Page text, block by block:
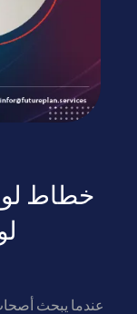
خطاط
عندما يبحث